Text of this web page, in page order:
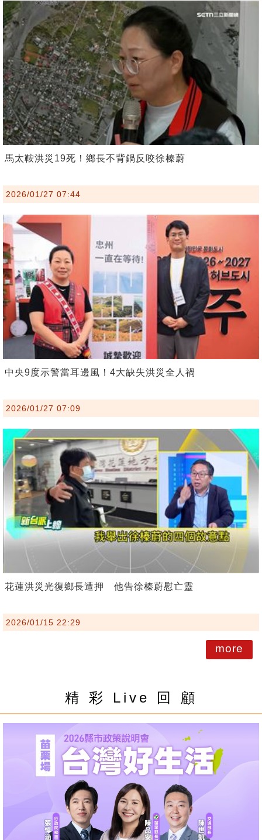
馬太鞍洪災19死！鄉長不背鍋反咬徐榛蔚
2026/01/27 07:44
中央9度示警當耳邊風！4大缺失洪災全人禍
2026/01/27 07:09
花蓮洪災光復鄉長遭押 他告徐榛蔚慰亡靈
2026/01/15 22:29
more
精 彩 Live 回 顧